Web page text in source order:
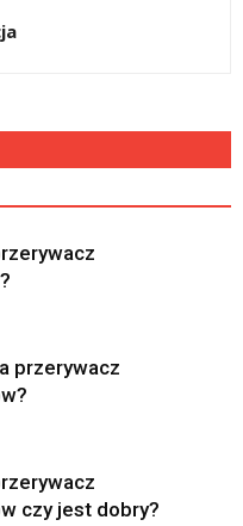
przerywacz
czy jest dobry?